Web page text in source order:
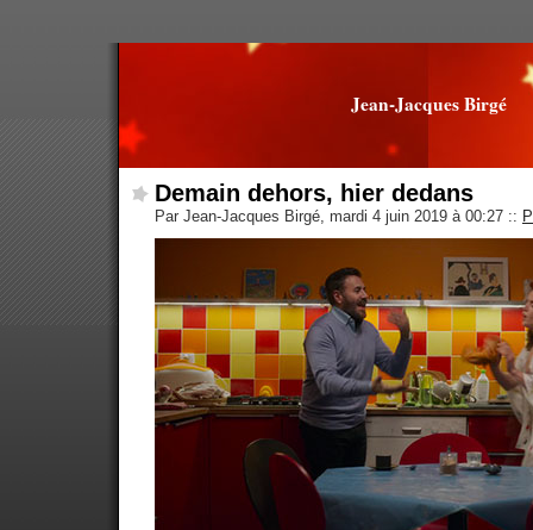
Jean-Jacques Birgé
Demain dehors, hier dedans
Par Jean-Jacques Birgé, mardi 4 juin 2019 à 00:27 ::